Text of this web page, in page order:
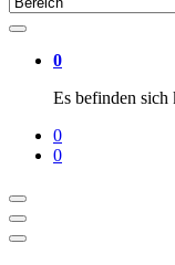
0
Es befinden
0
0